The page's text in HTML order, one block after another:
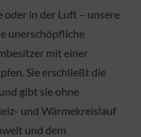
oder in der Luft – unsere
unerschöpfliche
mit einer
Sie erschließt die
gibt sie ohne
und Wärmekreislauf
und dem